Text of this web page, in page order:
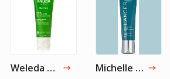
Weleda Skin Food Original Ultra-Rich Body Cream, 2.5 Fl Oz Michelle Williams Beauty Secrets - 5 Products